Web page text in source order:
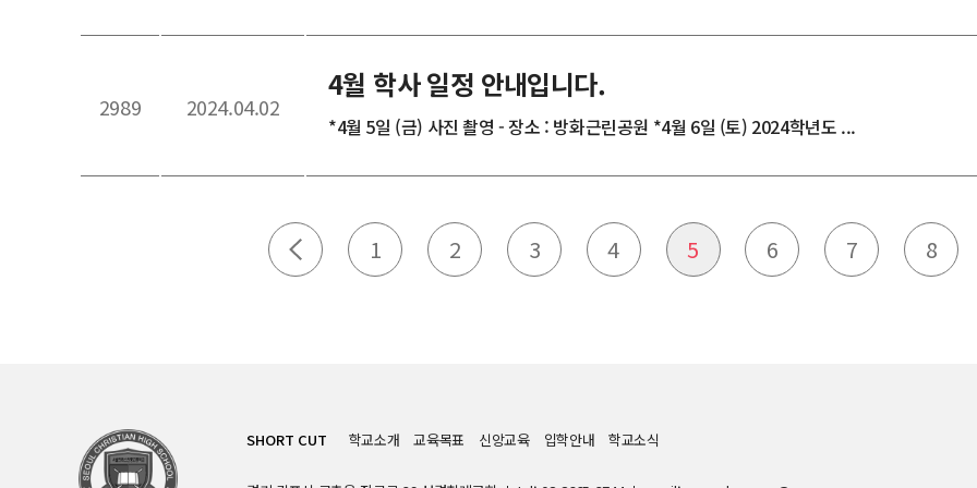
2989 2024.04.02
4월 학사 일정 안내입니다.
*4월 5일 (금) 사진 촬영 - 장소 : 방화근린공원 *4월 6일 (토) 2024학년도 ...
1 2 3 4 5 6 7 8
SHORT CUT 학교소개 교육목표 신앙교육 입학안내 학교소식